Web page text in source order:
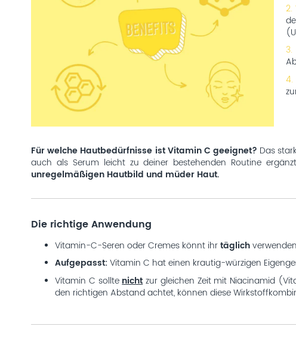
4.
Für welche Hautbedürfnisse ist Vitamin C geeignet? Das
auch als Serum leicht zu deiner bestehenden Routine
unregelmäßigen Hautbild und müder Haut.
Die richtige Anwendung
Vitamin-C-Seren oder Cremes könnt ihrtäglich
Aufgepasst:Vitamin C hat einen krautig-würzigen
Vitamin C solltenichtzur gleichen Zeit mit Niacinamid
den richtigen Abstand achtet, können diese